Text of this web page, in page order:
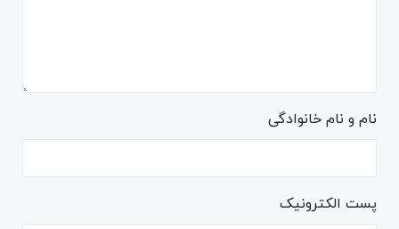
نام و نام خانوادگی
پست الکترونیک